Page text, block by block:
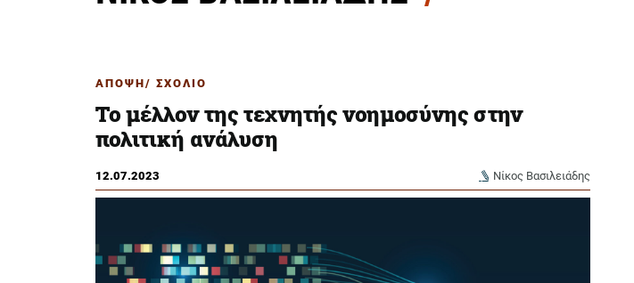
ΑΠΟΨΗ/ ΣΧΟΛΙΟ
Το μέλλον της τεχνητής νοημοσύνης στην
πολιτική ανάλυση
12.07.2023 Νίκος Βασιλειάδης